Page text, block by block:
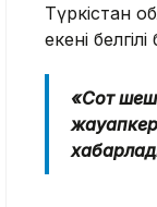
Түркістан
екені
«Сот